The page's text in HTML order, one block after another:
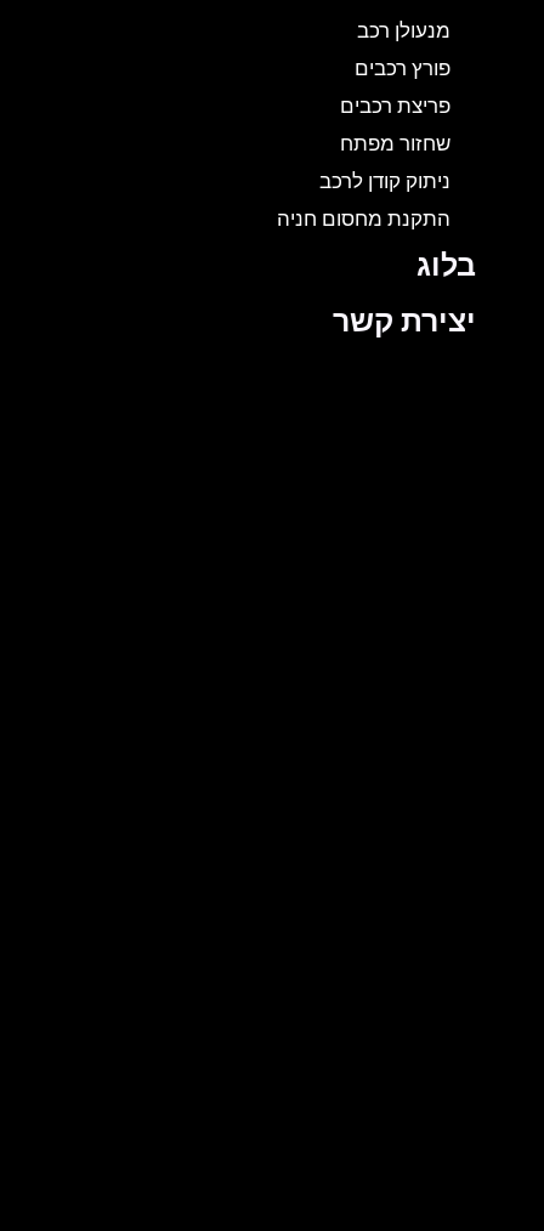
מנעולן רכב
פורץ רכבים
פריצת רכבים
שחזור מפתח
ניתוק קודן לרכב
התקנת מחסום חניה
בלוג
יצירת קשר